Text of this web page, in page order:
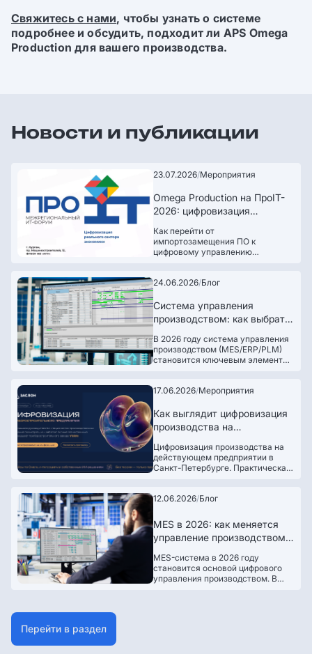
Свяжитесь с нами, чтобы узнать о системе
подробнее и обсудить, подходит ли APS Omega
Production для вашего производства.
Новости и публикации
23.07.2026/Мероприятия
Omega Production на ПроIT-
2026: цифровизация
на отечественном ПО
Как перейти от
импортозамещения ПО к
цифровому управлению
практический опыт применения
построении единого цифрового
контура управления
производственными процессами.
24.06.2026/Блог
Система управления
производством: как выбрать
критериев для
промышленного предприятия
В 2026 году система управления
производством (MES/ERP/PLM)
становится ключевым элементом
того, насколько точно выстроено
работа склада, оборудования и
инженерных данных, напрямую
зависят сроки выполнения
заказов, загрузка мощностей и
себестоимость продукции.
17.06.2026/Мероприятия
Как выглядит цифровизация
производства на
практическая конференция в
Санкт-Петербурге
Цифровизация производства на
действующем предприятии в
Санкт-Петербурге. Практическая
12.06.2026/Блог
MES в 2026: как меняется
управление производством и
цифровизацию
MES-система в 2026 году
становится основой цифрового
управления производством. В
Перейти в раздел